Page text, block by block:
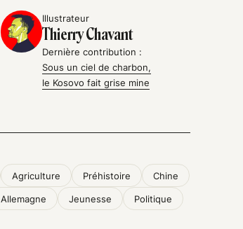
Illustrateur
Thierry Chavant
Dernière contribution :
Sous un ciel de charbon,
le Kosovo fait grise mine
Agriculture Préhistoire Chine
Allemagne Jeunesse Politique